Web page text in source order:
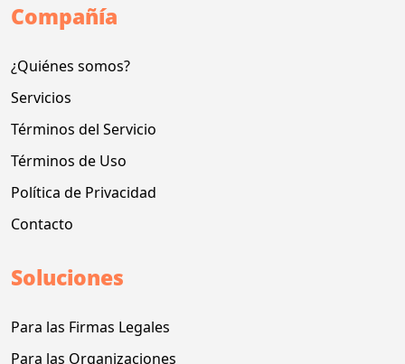
Compañía
¿Quiénes somos?
Servicios
Términos del Servicio
Términos de Uso
Política de Privacidad
Contacto
Soluciones
Para las Firmas Legales
Para las Organizaciones